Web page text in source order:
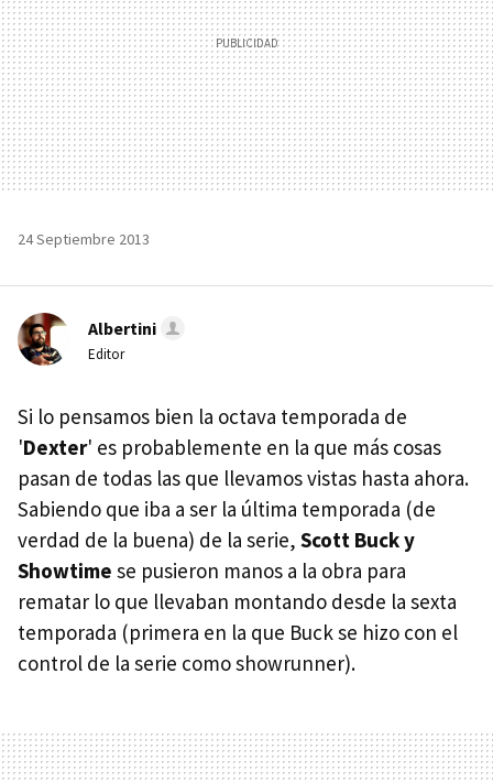
24 Septiembre 2013
Albertini
Editor
Si lo pensamos bien la octava temporada de
'Dexter' es probablemente en la que más cosas
pasan de todas las que llevamos vistas hasta ahora.
Sabiendo que iba a ser la última temporada (de
verdad de la buena) de la serie, Scott Buck y
Showtime se pusieron manos a la obra para
rematar lo que llevaban montando desde la sexta
temporada (primera en la que Buck se hizo con el
control de la serie como showrunner).